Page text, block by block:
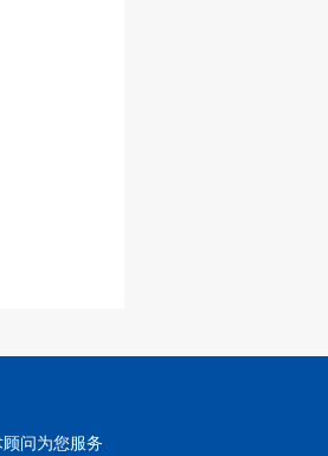
问为您服务